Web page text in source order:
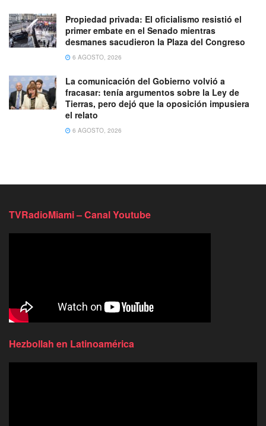
Propiedad privada: El oficialismo resistió el
primer embate en el Senado mientras
desmanes sacudieron la Plaza del Congreso
6 AGOSTO, 2026
La comunicación del Gobierno volvió a
fracasar: tenía argumentos sobre la Ley de
Tierras, pero dejó que la oposición impusiera
el relato
6 AGOSTO, 2026
TVRadioMiami – Canal Youtube
Hezbollah en Latinoamérica